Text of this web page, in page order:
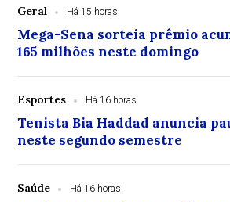
Geral Há 15 horas
Mega-Sena sorteia prêmio
165 milhões neste domingo
Esportes Há 16 horas
Tenista Bia Haddad anuncia
neste segundo semestre
Saúde Há 16 horas